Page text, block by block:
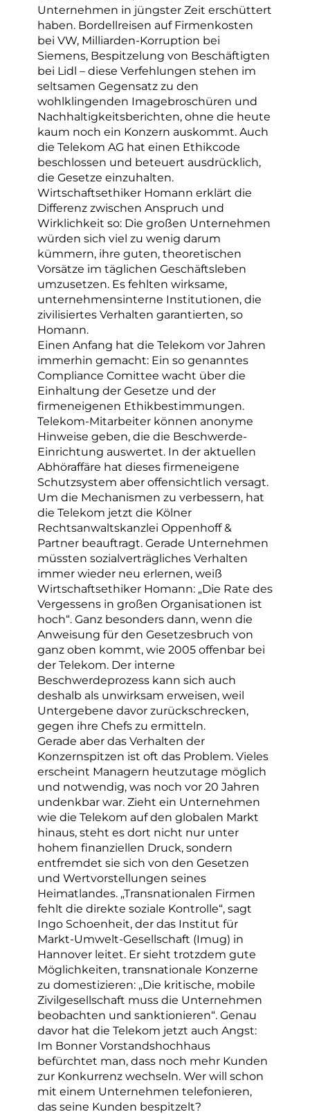
Unternehmen in jüngster Zeit erschüttert
haben. Bordellreisen auf Firmenkosten
bei VW, Milliarden-Korruption bei
Siemens, Bespitzelung von Beschäftigten
bei Lidl – diese Verfehlungen stehen im
seltsamen Gegensatz zu den
wohlklingenden Imagebroschüren und
Nachhaltigkeitsberichten, ohne die heute
kaum noch ein Konzern auskommt. Auch
die Telekom AG hat einen Ethikcode
beschlossen und beteuert ausdrücklich,
die Gesetze einzuhalten.
Wirtschaftsethiker Homann erklärt die
Differenz zwischen Anspruch und
Wirklichkeit so: Die großen Unternehmen
würden sich viel zu wenig darum
kümmern, ihre guten, theoretischen
Vorsätze im täglichen Geschäftsleben
umzusetzen. Es fehlten wirksame,
unternehmensinterne Institutionen, die
zivilisiertes Verhalten garantierten, so
Homann.
Einen Anfang hat die Telekom vor Jahren
immerhin gemacht: Ein so genanntes
Compliance Comittee wacht über die
Einhaltung der Gesetze und der
firmeneigenen Ethikbestimmungen.
Telekom-Mitarbeiter können anonyme
Hinweise geben, die die Beschwerde-
Einrichtung auswertet. In der aktuellen
Abhöraffäre hat dieses firmeneigene
Schutzsystem aber offensichtlich versagt.
Um die Mechanismen zu verbessern, hat
die Telekom jetzt die Kölner
Rechtsanwaltskanzlei Oppenhoff &
Partner beauftragt. Gerade Unternehmen
müssten sozialverträgliches Verhalten
immer wieder neu erlernen, weiß
Wirtschaftsethiker Homann: „Die Rate des
Vergessens in großen Organisationen ist
hoch“. Ganz besonders dann, wenn die
Anweisung für den Gesetzesbruch von
ganz oben kommt, wie 2005 offenbar bei
der Telekom. Der interne
Beschwerdeprozess kann sich auch
deshalb als unwirksam erweisen, weil
Untergebene davor zurückschrecken,
gegen ihre Chefs zu ermitteln.
Gerade aber das Verhalten der
Konzernspitzen ist oft das Problem. Vieles
erscheint Managern heutzutage möglich
und notwendig, was noch vor 20 Jahren
undenkbar war. Zieht ein Unternehmen
wie die Telekom auf den globalen Markt
hinaus, steht es dort nicht nur unter
hohem finanziellen Druck, sondern
entfremdet sie sich von den Gesetzen
und Wertvorstellungen seines
Heimatlandes. „Transnationalen Firmen
fehlt die direkte soziale Kontrolle“, sagt
Ingo Schoenheit, der das Institut für
Markt-Umwelt-Gesellschaft (Imug) in
Hannover leitet. Er sieht trotzdem gute
Möglichkeiten, transnationale Konzerne
zu domestizieren: „Die kritische, mobile
Zivilgesellschaft muss die Unternehmen
beobachten und sanktionieren“. Genau
davor hat die Telekom jetzt auch Angst:
Im Bonner Vorstandshochhaus
befürchtet man, dass noch mehr Kunden
zur Konkurrenz wechseln. Wer will schon
mit einem Unternehmen telefonieren,
das seine Kunden bespitzelt?